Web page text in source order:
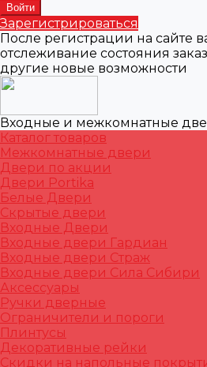
Зарегистрироваться
После регистрации на сайте
отслеживание состояния
другие новые возможности
Входные и межкомнатные
Каталог товаров
Межкомнатные двери
Двери по акции
Двери Portika
Белые Двери
Скрытые двери
Входные Двери
Входные двери Гардиан
Входные двери Страж
Входные двери Сила Сибири
Аксессуары
Ручки дверные
Ограничители и пороги
Плинтусы
Декоративные рейки
Скидки на напольные